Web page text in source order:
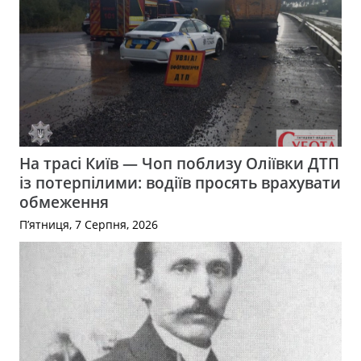
На трасі Київ — Чоп поблизу Оліївки ДТП
із потерпілими: водіїв просять врахувати
обмеження
П’ятниця, 7 Серпня, 2026